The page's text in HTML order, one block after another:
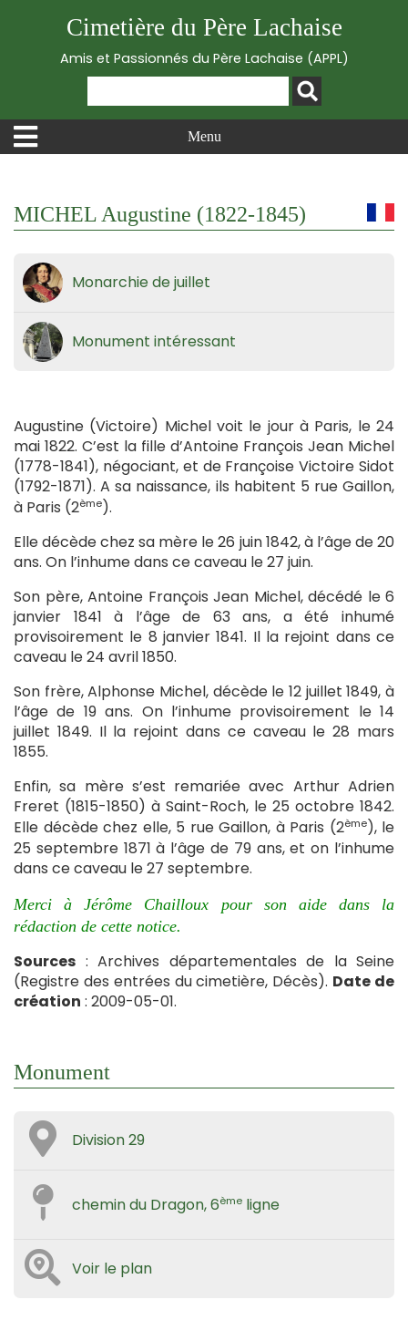
Cimetière du Père Lachaise
Amis et Passionnés du Père Lachaise (APPL)
Menu
MICHEL Augustine (1822-1845)
Monarchie de juillet
Monument intéressant
Augustine (Victoire) Michel voit le jour à Paris, le 24
mai 1822. C’est la fille d’Antoine François Jean Michel
(1778-1841), négociant, et de Françoise Victoire Sidot
(1792-1871). A sa naissance, ils habitent 5 rue Gaillon,
à Paris (2ème).
Elle décède chez sa mère le 26 juin 1842, à l’âge de 20
ans. On l’inhume dans ce caveau le 27 juin.
Son père, Antoine François Jean Michel, décédé le 6
janvier 1841 à l’âge de 63 ans, a été inhumé
provisoirement le 8 janvier 1841. Il la rejoint dans ce
caveau le 24 avril 1850.
Son frère, Alphonse Michel, décède le 12 juillet 1849, à
l’âge de 19 ans. On l’inhume provisoirement le 14
juillet 1849. Il la rejoint dans ce caveau le 28 mars
1855.
Enfin, sa mère s’est remariée avec Arthur Adrien
Freret (1815-1850) à Saint-Roch, le 25 octobre 1842.
Elle décède chez elle, 5 rue Gaillon, à Paris (2ème), le
25 septembre 1871 à l’âge de 79 ans, et on l’inhume
dans ce caveau le 27 septembre.
Merci à Jérôme Chailloux pour son aide dans la
rédaction de cette notice.
Sources : Archives départementales de la Seine
(Registre des entrées du cimetière, Décès). Date de
création : 2009-05-01.
Monument
Division 29
chemin du Dragon, 6ème ligne
Voir le plan